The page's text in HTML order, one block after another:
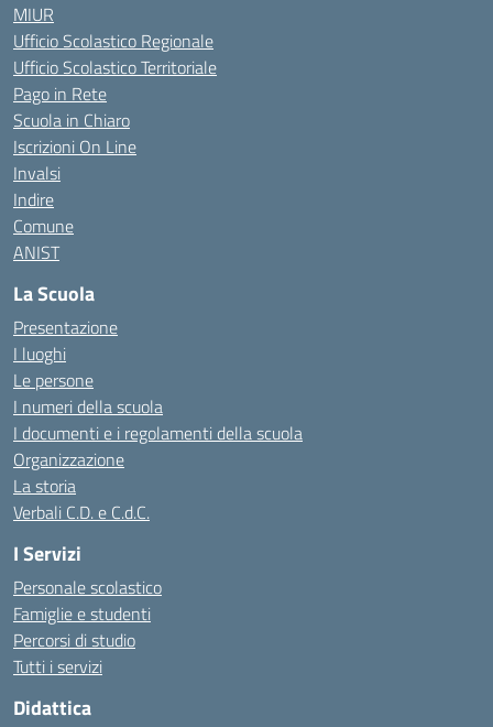
MIUR
Ufficio Scolastico Regionale
Ufficio Scolastico Territoriale
Pago in Rete
Scuola in Chiaro
Iscrizioni On Line
Invalsi
Indire
Comune
ANIST
La Scuola
Presentazione
I luoghi
Le persone
I numeri della scuola
I documenti e i regolamenti della scuola
Organizzazione
La storia
Verbali C.D. e C.d.C.
I Servizi
Personale scolastico
Famiglie e studenti
Percorsi di studio
Tutti i servizi
Didattica